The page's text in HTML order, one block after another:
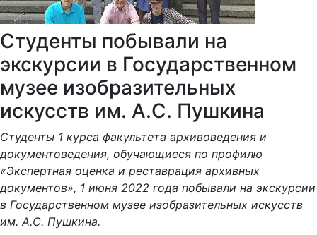
Студенты побывали на
экскурсии в Государственном
музее изобразительных
искусств им. А.С. Пушкина
Студенты 1 курса факультета архивоведения и
документоведения, обучающиеся по профилю
«Экспертная оценка и реставрация архивных
документов», 1 июня 2022 года побывали на экскурсии
в Государственном музее изобразительных искусств
им. А.С. Пушкина.